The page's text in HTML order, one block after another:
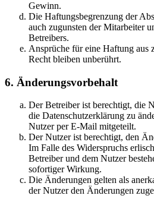
Gewinn.
Die Haftungsbegrenzung der
auch zugunsten der Mitarbeiter
Betreibers.
Ansprüche für eine Haftung aus
Recht bleiben unberührt.
6. Änderungsvorbehalt
Der Betreiber ist berechtigt, die
die Datenschutzerklärung zu
Nutzer per E-Mail mitgeteilt.
Der Nutzer ist berechtigt, den
Im Falle des Widerspruchs
Betreiber und dem Nutzer
sofortiger Wirkung.
Die Änderungen gelten als
der Nutzer den Änderungen